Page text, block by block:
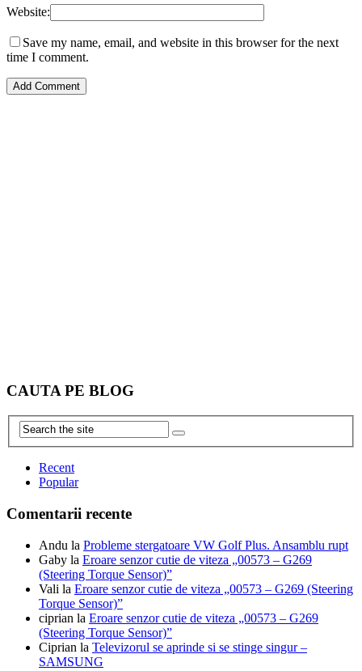
Website:
Save my name, email, and website in this browser for the next
time I comment.
CAUTA PE BLOG
Recent
Popular
Comentarii recente
Andu la Probleme stergatoare VW Golf Plus. Ansamblu rupt
Gaby la Eroare senzor cutie de viteza „00573 – G269
(Steering Torque Sensor)”
Vali la Eroare senzor cutie de viteza „00573 – G269 (Steering
Torque Sensor)”
ciprian la Eroare senzor cutie de viteza „00573 – G269
(Steering Torque Sensor)”
Ciprian la Televizorul se aprinde si se stinge singur –
SAMSUNG